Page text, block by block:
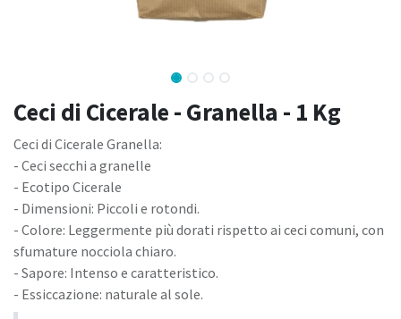
Ceci di Cicerale - Granella - 1 Kg
Ceci di Cicerale Granella:
- Ceci secchi a granelle
- Ecotipo Cicerale
- Dimensioni: Piccoli e rotondi.
- Colore: Leggermente più dorati rispetto ai ceci comuni, con
sfumature nocciola chiaro.
- Sapore: Intenso e caratteristico.
- Essiccazione: naturale al sole.